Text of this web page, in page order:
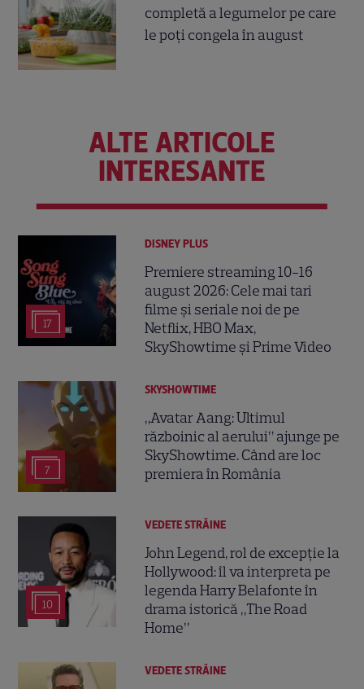
completă a legumelor pe care
le poți congela în august
ALTE ARTICOLE
INTERESANTE
17
DISNEY PLUS
Premiere streaming 10-16
august 2026: Cele mai tari
filme și seriale noi de pe
Netflix, HBO Max,
SkyShowtime și Prime Video
7
SKYSHOWTIME
„Avatar Aang: Ultimul
războinic al aerului” ajunge pe
SkyShowtime. Când are loc
premiera în România
10
VEDETE STRĂINE
John Legend, rol de excepție la
Hollywood: îl va interpreta pe
legenda Harry Belafonte în
drama istorică „The Road
Home”
VEDETE STRĂINE